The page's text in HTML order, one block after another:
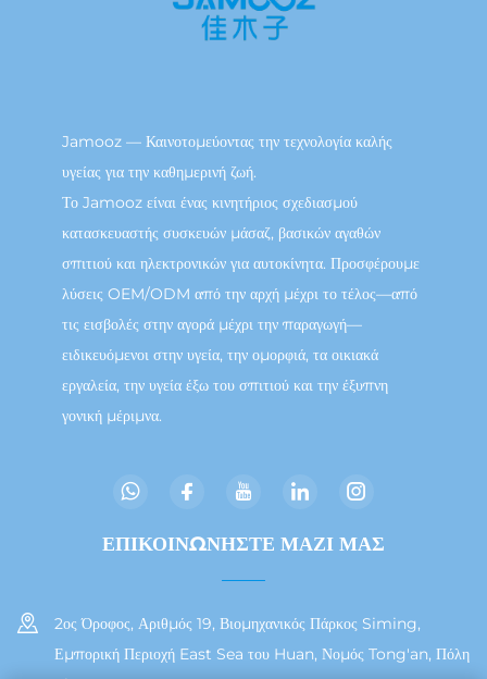
Jamooz — Καινοτομεύοντας την τεχνολογία καλής
υγείας για την καθημερινή ζωή.
Το Jamooz είναι ένας κινητήριος σχεδιασμού
κατασκευαστής συσκευών μάσαζ, βασικών αγαθών
σπιτιού και ηλεκτρονικών για αυτοκίνητα. Προσφέρουμε
λύσεις OEM/ODM από την αρχή μέχρι το τέλος—από
τις εισβολές στην αγορά μέχρι την παραγωγή—
ειδικευόμενοι στην υγεία, την ομορφιά, τα οικιακά
εργαλεία, την υγεία έξω του σπιτιού και την έξυπνη
γονική μέριμνα.
ΕΠΙΚΟΙΝΩΝΉΣΤΕ ΜΑΖΊ ΜΑΣ
2ος Όροφος, Αριθμός 19, Βιομηχανικός Πάρκος Siming,
Εμπορική Περιοχή East Sea του Huan, Νομός Tong'an, Πόλη